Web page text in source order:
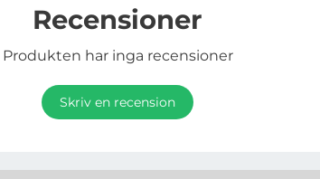
Recensioner
Produkten har inga recensioner
Skriv en recension